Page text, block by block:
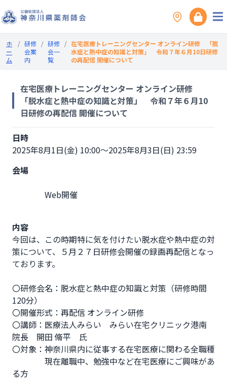
ホ
ー
ム
/ 研修
会案
内
/ 研修
会一
覧
/ 在宅医療トレーニングセンター オンライン研修 「脱
水症と熱中症の知識と対策」 令和７年６月10日研修
の再配信 開催について
在宅医療トレーニングセンター オンライン研修
「脱水症と熱中症の知識と対策」 令和７年６月10
日研修の再配信 開催について
日時
2025年8月1日(金) 10:00～2025年8月3日(日) 23:59
会場
内容
今回は、この時期特に気を付けたい脱水症や熱中症の対
策について、５月２７日研修会開催の録画再配信となっ
ております。
〇研修会名：脱水症と熱中症の知識と対策（研修時間
120分）
〇開催形式：再配信 オンライン研修
〇講師：医療法人みらい　みらい在宅クリニック港南
院長　開田 脩平　氏
〇対象：神奈川県内に従事する在宅医療に関わる全職種
現在離職中、勉強中など在宅医療にご興味があ
る方